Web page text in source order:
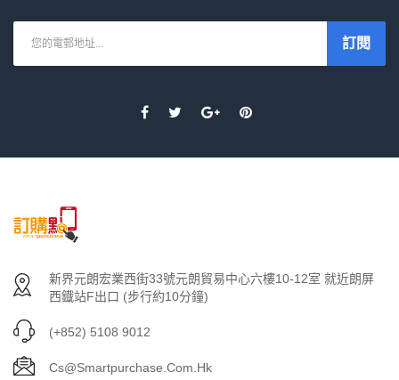
訂閱
新界元朗宏業西街33號元朗貿易中心六樓10-12室 就近朗屏
西鐡站F出口 (步行約10分鐘)
(+852) 5108 9012
Cs@smartpurchase.com.hk